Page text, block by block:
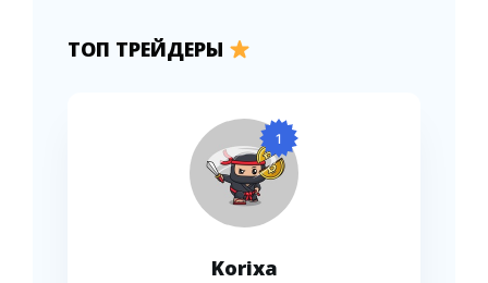
ТОП ТРЕЙДЕРЫ
1
Korixa